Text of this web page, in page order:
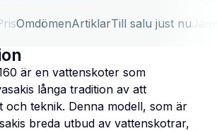
OmdömenArtiklarTill salu just nu
är en vattenskoter som
långa tradition av att
och teknik. Denna modell, som är
breda utbud av vattenskotrar,